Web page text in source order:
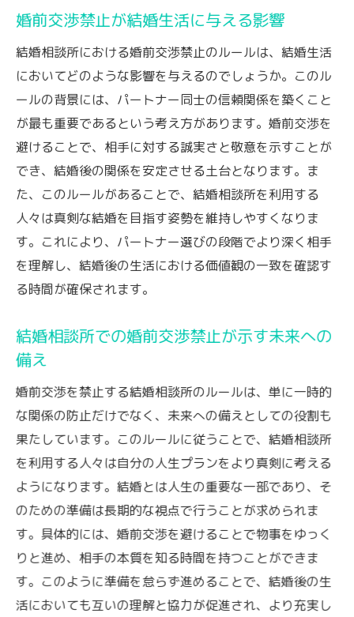
婚前交渉禁止が結婚生活に与える影響
結婚相談所における婚前交渉禁止のルールは、結婚生活
においてどのような影響を与えるのでしょうか。このル
ールの背景には、パートナー同士の信頼関係を築くこと
が最も重要であるという考え方があります。婚前交渉を
避けることで、相手に対する誠実さと敬意を示すことが
でき、結婚後の関係を安定させる土台となります。ま
た、このルールがあることで、結婚相談所を利用する
人々は真剣な結婚を目指す姿勢を維持しやすくなりま
す。これにより、パートナー選びの段階でより深く相手
を理解し、結婚後の生活における価値観の一致を確認す
る時間が確保されます。
結婚相談所での婚前交渉禁止が示す未来への
備え
婚前交渉を禁止する結婚相談所のルールは、単に一時的
な関係の防止だけでなく、未来への備えとしての役割も
果たしています。このルールに従うことで、結婚相談所
を利用する人々は自分の人生プランをより真剣に考える
ようになります。結婚とは人生の重要な一部であり、そ
のための準備は長期的な視点で行うことが求められま
す。具体的には、婚前交渉を避けることで物事をゆっく
りと進め、相手の本質を知る時間を持つことができま
す。このように準備を怠らず進めることで、結婚後の生
活においても互いの理解と協力が促進され、より充実し